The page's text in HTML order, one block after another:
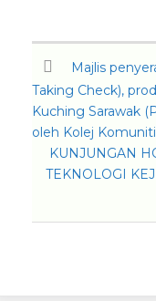
Majlis
Taking Check),
Kuching Sarawak
oleh Kolej
KUNJUNGAN
TEKNOLOGI